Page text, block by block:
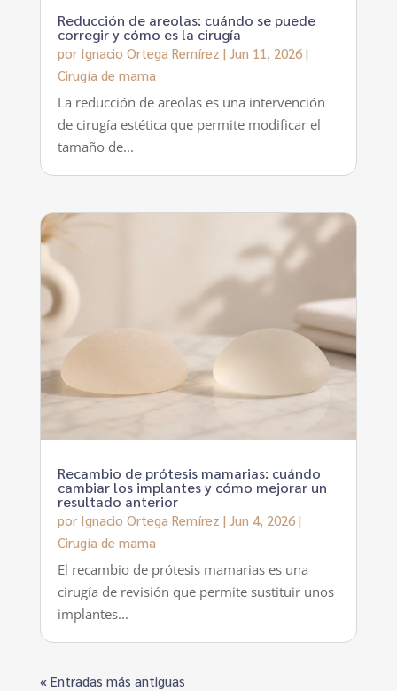
Reducción de areolas: cuándo se puede
corregir y cómo es la cirugía
por Ignacio Ortega Remírez | Jun 11, 2026|
Cirugía de mama
La reducción de areolas es una intervención
de cirugía estética que permite modificar el
tamaño de...
Recambio de prótesis mamarias: cuándo
cambiar los implantes y cómo mejorar un
resultado anterior
por Ignacio Ortega Remírez | Jun 4, 2026|
Cirugía de mama
El recambio de prótesis mamarias es una
cirugía de revisión que permite sustituir unos
implantes...
« Entradas más antiguas